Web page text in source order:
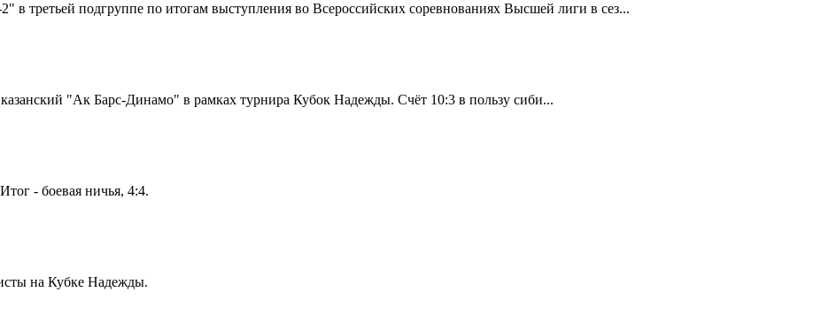
в третьей подгруппе по итогам выступления во Всероссийских соревнованиях Высшей лиги в сез...
"Ак Барс-Динамо" в рамках турнира Кубок Надежды. Счёт 10:3 в пользу сиби...
- боевая ничья, 4:4.
на Кубке Надежды.